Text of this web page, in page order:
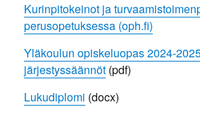
Kurinpitokeinot ja
perusopetuksessa (oph.fi)
Yläkoulun opiskeluopas 2024-
järjestyssäännöt (pdf)
Lukudiplomi (docx)